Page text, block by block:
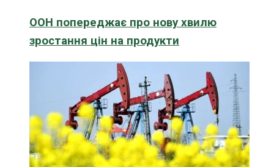
ООН попереджає про нову хвилю
зростання цін на продукти